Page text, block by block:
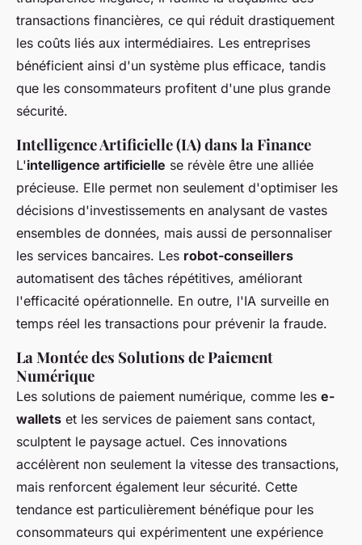
transactions financières, ce qui réduit drastiquement
les coûts liés aux intermédiaires. Les entreprises
bénéficient ainsi d'un système plus efficace, tandis
que les consommateurs profitent d'une plus grande
sécurité.
Intelligence Artificielle (IA) dans la Finance
L'intelligence artificielle se révèle être une alliée
précieuse. Elle permet non seulement d'optimiser les
décisions d'investissements en analysant de vastes
ensembles de données, mais aussi de personnaliser
les services bancaires. Les robot-conseillers
automatisent des tâches répétitives, améliorant
l'efficacité opérationnelle. En outre, l'IA surveille en
temps réel les transactions pour prévenir la fraude.
La Montée des Solutions de Paiement
Numérique
Les solutions de paiement numérique, comme les e-
wallets et les services de paiement sans contact,
sculptent le paysage actuel. Ces innovations
accélèrent non seulement la vitesse des transactions,
mais renforcent également leur sécurité. Cette
tendance est particulièrement bénéfique pour les
consommateurs qui expérimentent une expérience